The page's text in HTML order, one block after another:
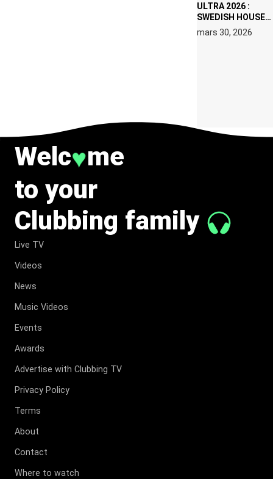
ULTRA 2026 :
SWEDISH HOUSE
MAFIA RETROUVE
ERIC PRYDZ DANS
mars 30, 2026
Welc♥me
to your
Clubbing family
Live TV
Videos
News
Music Videos
Events
Awards
Advertise with Clubbing TV
Privacy Policy
Terms
About
Contact
Where to watch